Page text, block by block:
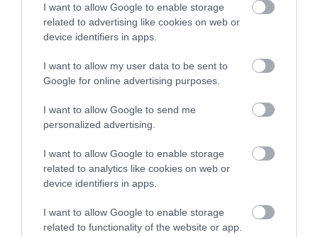
I want to allow Google to enable storage
related to advertising like cookies on web or
device identifiers in apps.
I want to allow my user data to be sent to
Google for online advertising purposes.
I want to allow Google to send me
personalized advertising.
I want to allow Google to enable storage
related to analytics like cookies on web or
device identifiers in apps.
I want to allow Google to enable storage
related to functionality of the website or app.
ÚJ MAGYAR KÜLÜGYI STRATÉGIA KÉSZÜL,
TELJES SZAKÍTÁS JÖN A...
2026. augusztus 08
AMIKÉRT ÉRDEMES MEGNÉZNI
2026. augusztus 08
TÖBB MINT EGY HÓNAP IS LEHET, MIRE
2026. augusztus 07|Mindenki ügye